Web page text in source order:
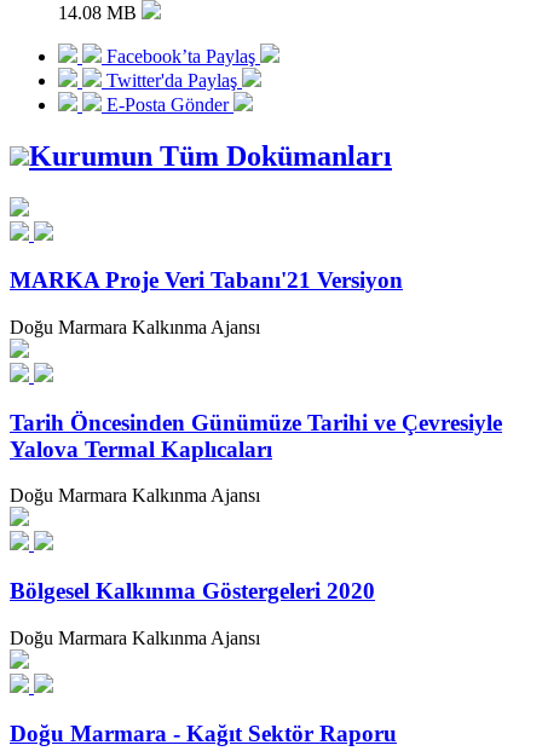
14.08 MB
Facebook’ta Paylaş
Twitter'da Paylaş
E-Posta Gönder
Kurumun Tüm Dokümanları
MARKA Proje Veri Tabanı'21 Versiyon
Doğu Marmara Kalkınma Ajansı
Tarih Öncesinden Günümüze Tarihi ve Çevresiyle
Yalova Termal Kaplıcaları
Doğu Marmara Kalkınma Ajansı
Bölgesel Kalkınma Göstergeleri 2020
Doğu Marmara Kalkınma Ajansı
Doğu Marmara - Kağıt Sektör Raporu